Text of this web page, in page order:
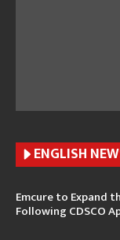
ENGLISH N
Emcure to Expand
Following CDSCO